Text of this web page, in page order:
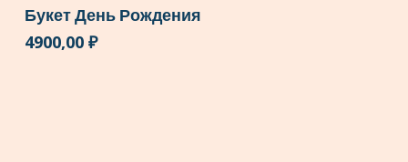
Букет День Рождения
4900,00 ₽